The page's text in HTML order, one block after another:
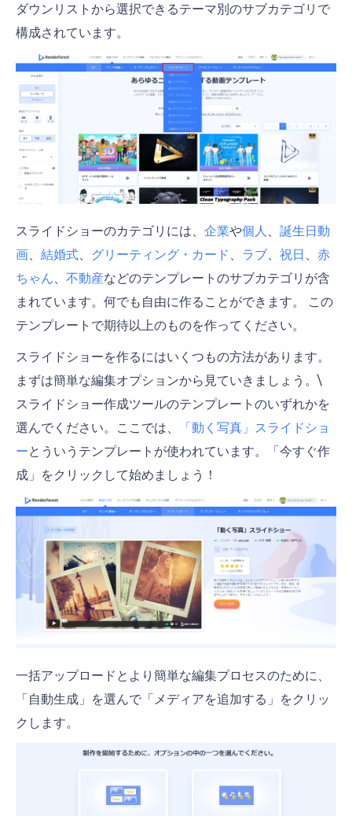
ダウンリストから選択できるテーマ別のサブカテゴリで
構成されています。
スライドショーのカテゴリには、 企業や個人
誕生日動
画
結婚式 グリーティング・カード ラブ 祝日
赤
ちゃん
不動産などのテンプレートのサブカテゴリが含
まれています。何でも自由に作ることができます。 この
テンプレートで期待以上のものを作ってください。
スライドショーを作るにはいくつもの方法があります。
まずは簡単な編集オプションから見ていきましょう。\
スライドショー作成ツールのテンプレートのいずれかを
選んでください。ここでは、
「動く写真」スライドショ
ーとういうテンプレートが使われています。「今すぐ作
成」をクリックして始めましょう！
一括アップロードとより簡単な編集プロセスのために、
「自動生成」を選んで「メディアを追加する」をクリッ
クします。